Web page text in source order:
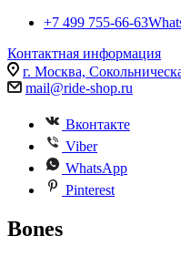
+7 499 755-66-63
Контактная информация
г. Москва,
mail@ride-shop.ru
Вконтакте
Viber
WhatsApp
Pinterest
Bones